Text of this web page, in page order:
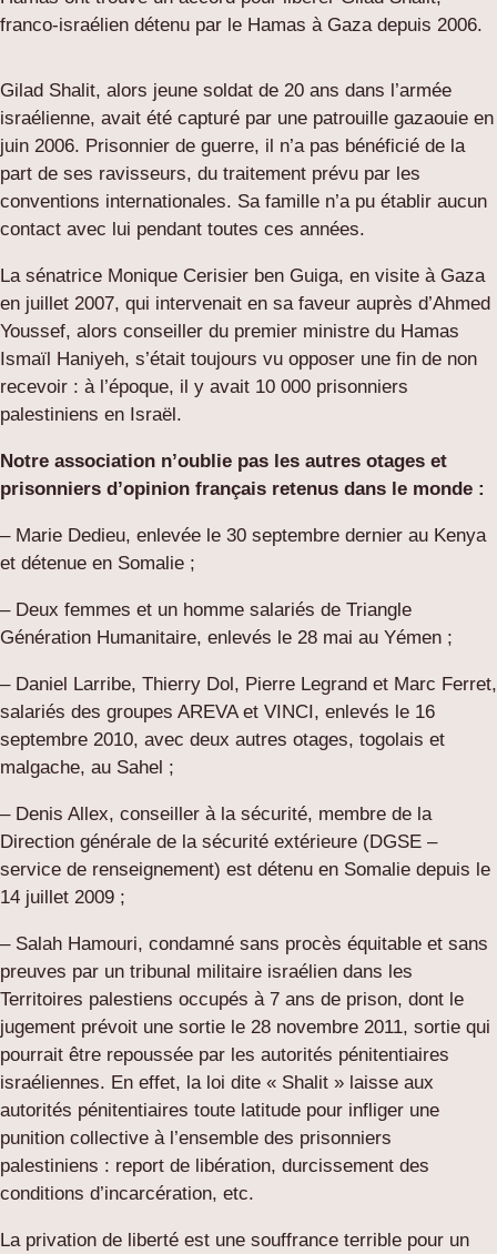
franco-israélien détenu par le Hamas à Gaza depuis 2006.
Gilad Shalit, alors jeune soldat de 20 ans dans l’armée
israélienne, avait été capturé par une patrouille gazaouie en
juin 2006. Prisonnier de guerre, il n’a pas bénéficié de la
part de ses ravisseurs, du traitement prévu par les
conventions internationales. Sa famille n’a pu établir aucun
contact avec lui pendant toutes ces années.
La sénatrice Monique Cerisier ben Guiga, en visite à Gaza
en juillet 2007, qui intervenait en sa faveur auprès d’Ahmed
Youssef, alors conseiller du premier ministre du Hamas
Ismaïl Haniyeh, s’était toujours vu opposer une fin de non
recevoir : à l’époque, il y avait 10 000 prisonniers
palestiniens en Israël.
Notre association n’oublie pas les autres otages et
prisonniers d’opinion français retenus dans le monde :
– Marie Dedieu, enlevée le 30 septembre dernier au Kenya
et détenue en Somalie ;
– Deux femmes et un homme salariés de Triangle
Génération Humanitaire, enlevés le 28 mai au Yémen ;
– Daniel Larribe, Thierry Dol, Pierre Legrand et Marc Ferret,
salariés des groupes AREVA et VINCI, enlevés le 16
septembre 2010, avec deux autres otages, togolais et
malgache, au Sahel ;
– Denis Allex, conseiller à la sécurité, membre de la
Direction générale de la sécurité extérieure (DGSE –
service de renseignement) est détenu en Somalie depuis le
14 juillet 2009 ;
– Salah Hamouri, condamné sans procès équitable et sans
preuves par un tribunal militaire israélien dans les
Territoires palestiens occupés à 7 ans de prison, dont le
jugement prévoit une sortie le 28 novembre 2011, sortie qui
pourrait être repoussée par les autorités pénitentiaires
israéliennes. En effet, la loi dite « Shalit » laisse aux
autorités pénitentiaires toute latitude pour infliger une
punition collective à l’ensemble des prisonniers
palestiniens : report de libération, durcissement des
conditions d’incarcération, etc.
La privation de liberté est une souffrance terrible pour un